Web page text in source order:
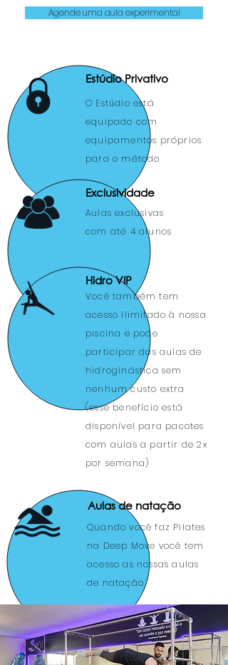
Agende uma aula experimental
Estúdio Privativo
O Estúdio está
equipado com
equipamentos próprios
para o método
Exclusividade
Aulas exclusivas
com até 4 alunos
Hidro VIP
Você também tem
acesso ilimitado à nossa
piscina e pode
participar das aulas de
hidroginástica sem
nenhum custo extra
(esse benefício está
disponível para pacotes
com aulas a partir de 2x
por semana)
Aulas de natação
Quando você faz Pilates
na Deep Move você tem
acesso as nossas aulas
de natação